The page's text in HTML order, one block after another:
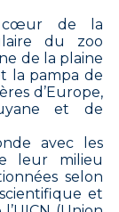
cœur de la
du zoo
de la plaine
la pampa de
d’Europe,
et de
avec les
leur milieu
selon
et